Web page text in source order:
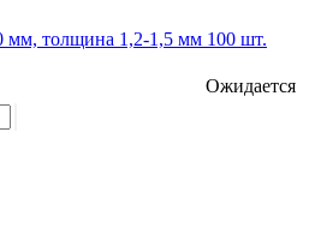
мм, толщина 1,2-1,5 мм 100 шт.
Ожидается